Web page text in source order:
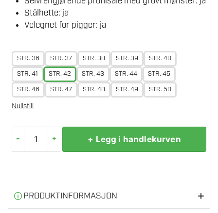
Stålhette: ja
Velegnet for pigger: ja
STR. 36 STR. 37 STR. 38 STR. 39
STR. 40
STR. 41
STR. 42 STR. 43 STR. 44
STR. 45
STR. 46
STR. 47 STR. 48 STR. 49 STR. 50
Nullstill
-
antall
+ + Legg i handlekurven
PRODUKTINFORMASJON